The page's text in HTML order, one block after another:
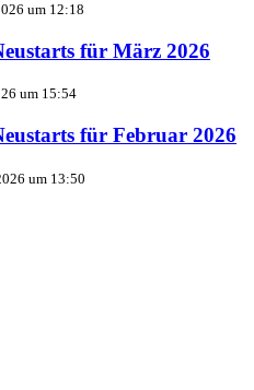
um 12:18
für März 2026
um 15:54
für Februar 2026
um 13:50